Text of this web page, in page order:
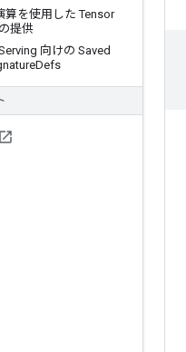
算を使用した Tensor
提供
向けの Saved
Defs